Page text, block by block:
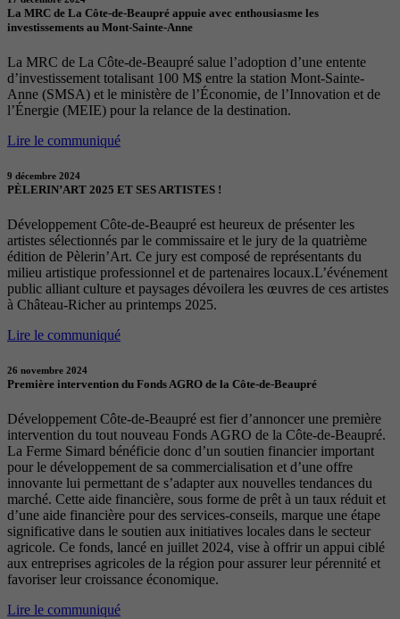
La MRC de La Côte-de-Beaupré appuie avec enthousiasme les
investissements au Mont-Sainte-Anne
La MRC de La Côte-de-Beaupré salue l’adoption d’une entente
d’investissement totalisant 100 M$ entre la station Mont-Sainte-
Anne (SMSA) et le ministère de l’Économie, de l’Innovation et de
l’Énergie (MEIE) pour la relance de la destination.
Lire le communiqué
9 décembre 2024
PÈLERIN’ART 2025 ET SES ARTISTES !
Développement Côte-de-Beaupré est heureux de présenter les
artistes sélectionnés par le commissaire et le jury de la quatrième
édition de Pèlerin’Art. Ce jury est composé de représentants du
milieu artistique professionnel et de partenaires locaux.L’événement
public alliant culture et paysages dévoilera les œuvres de ces artistes
à Château-Richer au printemps 2025.
Lire le communiqué
26 novembre 2024
Première intervention du Fonds AGRO de la Côte-de-Beaupré
Développement Côte-de-Beaupré est fier d’annoncer une première
intervention du tout nouveau Fonds AGRO de la Côte-de-Beaupré.
La Ferme Simard bénéficie donc d’un soutien financier important
pour le développement de sa commercialisation et d’une offre
innovante lui permettant de s’adapter aux nouvelles tendances du
marché. Cette aide financière, sous forme de prêt à un taux réduit et
d’une aide financière pour des services-conseils, marque une étape
significative dans le soutien aux initiatives locales dans le secteur
agricole. Ce fonds, lancé en juillet 2024, vise à offrir un appui ciblé
aux entreprises agricoles de la région pour assurer leur pérennité et
favoriser leur croissance économique.
Lire le communiqué